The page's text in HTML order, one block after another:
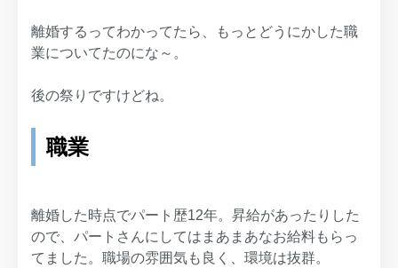
離婚するってわかってたら、もっとどうにかした職
業についてたのにな～。
後の祭りですけどね。
職業
離婚した時点でパート歴12年。昇給があったりした
ので、パートさんにしてはまあまあなお給料もらっ
てました。職場の雰囲気も良く、環境は抜群。